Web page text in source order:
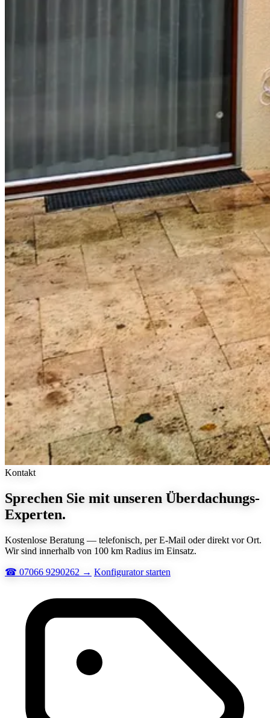
Kontakt
Sprechen Sie mit unseren Überdachungs-
Experten.
Kostenlose Beratung — telefonisch, per E-Mail oder direkt vor Ort.
Wir sind innerhalb von 100 km Radius im Einsatz.
☎ 07066 9290262 → Konfigurator starten